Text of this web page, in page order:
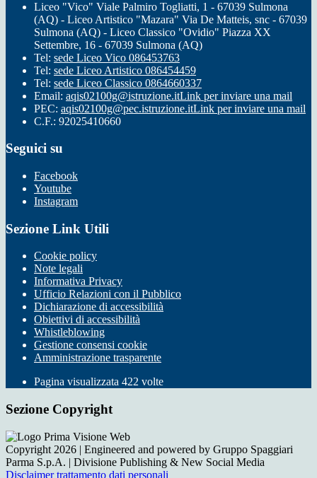
Liceo "Vico" Viale Palmiro Togliatti, 1 - 67039 Sulmona
(AQ) - Liceo Artistico "Mazara" Via De Matteis, snc - 67039
Sulmona (AQ) - Liceo Classico "Ovidio" Piazza XX
Settembre, 16 - 67039 Sulmona (AQ)
Tel: sede Liceo Vico 086453763
Tel: sede Liceo Artistico 086454459
Tel: sede Liceo Classico 0864660337
Email: aqis02100g@istruzione.itLink per inviare una mail
PEC: aqis02100g@pec.istruzione.itLink per inviare una mail
C.F.: 92025410660
Seguici su
Facebook
Youtube
Instagram
Sezione Link Utili
Cookie policy
Note legali
Informativa Privacy
Ufficio Relazioni con il Pubblico
Dichiarazione di accessibilità
Obiettivi di accessibilità
Whistleblowing
Gestione consensi cookie
Amministrazione trasparente
Pagina visualizzata 422 volte
Sezione Copyright
Copyright 2026 | Engineered and powered by Gruppo Spaggiari
Parma S.p.A. | Divisione Publishing & New Social Media
Disclaimer trattamento dati personali